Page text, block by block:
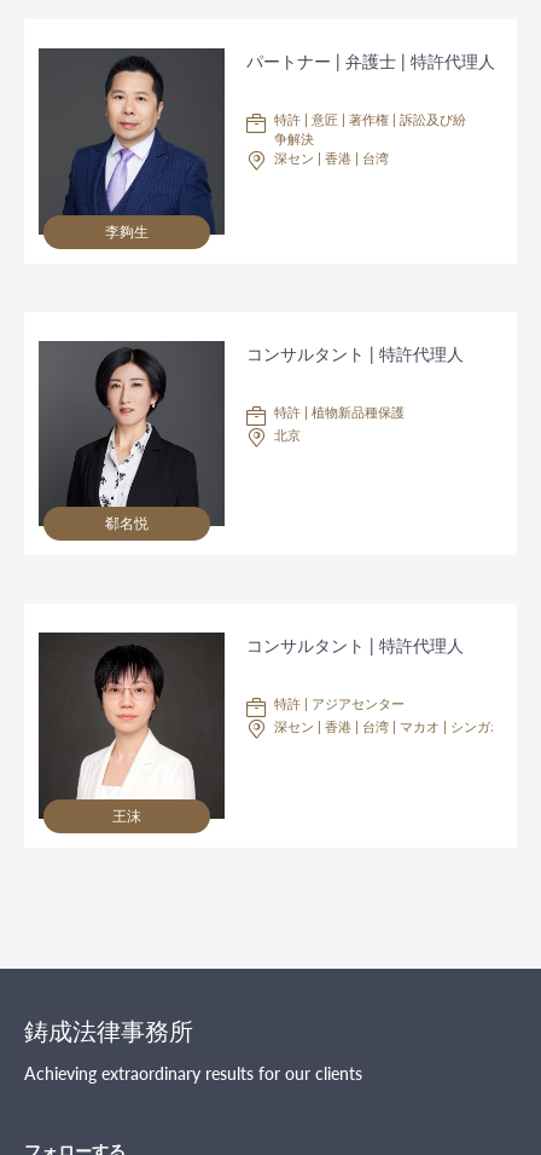
李夠生
パートナー | 弁護士 | 特許代理人
特許 | 意匠 | 著作権 | 訴訟及び紛
争解決
深セン | 香港 | 台湾
郗名悦
コンサルタント | 特許代理人
特許 | 植物新品種保護
北京
王沫
コンサルタント | 特許代理人
特許 | アジアセンター
深セン | 香港 | 台湾 | マカオ | シンガポール
鋳成法律事務所
Achieving extraordinary results for our clients
フォローする